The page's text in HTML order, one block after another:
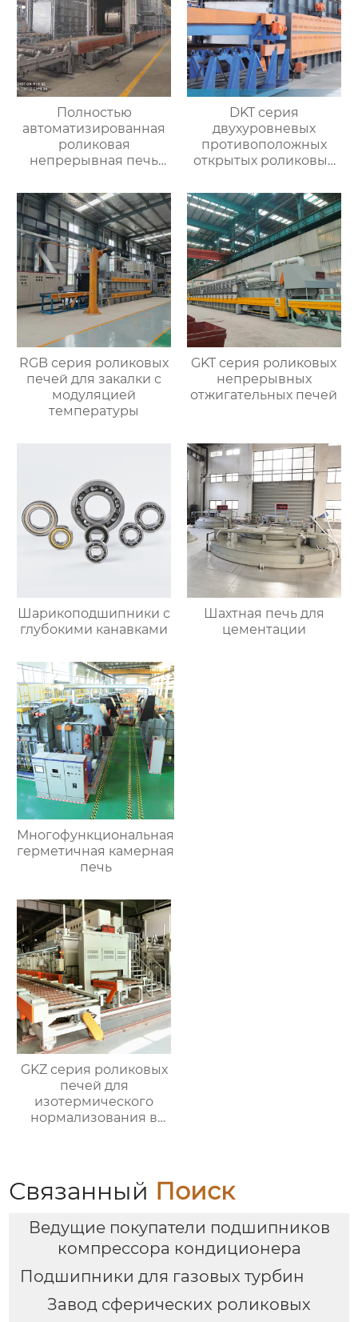
Полностью
автоматизированная
роликовая
непрерывная печь
алюминиевых листов
DKT серия
двухуровневых
противоположных
открытых роликовых
отжигательных печей
RGB серия роликовых
печей для закалки с
модуляцией
температуры
GKT серия роликовых
непрерывных
отжигательных печей
Шарикоподшипники с
глубокими канавками
Шахтная печь для
цементации
Многофункциональная
герметичная камерная
печь
GKZ серия роликовых
печей для
изотермического
нормализования в
Связанный Поиск
Ведущие покупатели подшипников
компрессора кондиционера
Подшипники для газовых турбин
Завод сферических роликовых